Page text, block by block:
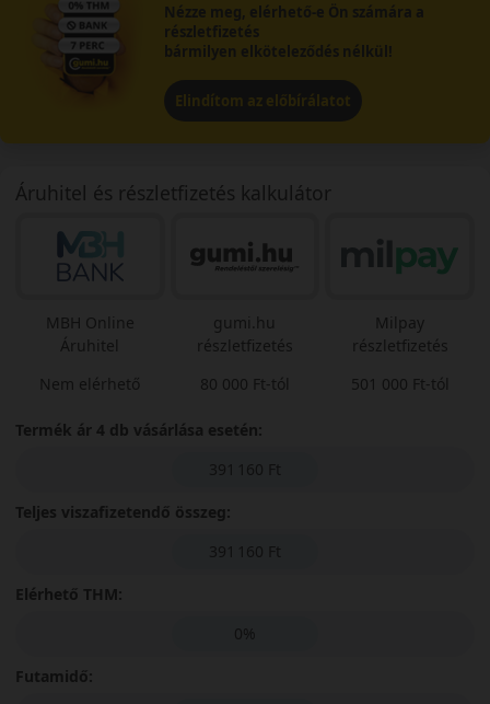
Nézze meg, elérhető-e Ön számára a
részletfizetés
bármilyen elköteleződés nélkül!
Elindítom az előbírálatot
Áruhitel és részletfizetés kalkulátor
MBH Online
Áruhitel
Nem elérhető
gumi.hu
részletfizetés
80 000 Ft-tól
Milpay
részletfizetés
501 000 Ft-tól
Termék ár 4 db vásárlása esetén:
391 160 Ft
Teljes viszafizetendő összeg:
391 160 Ft
Elérhető THM:
0%
Futamidő: